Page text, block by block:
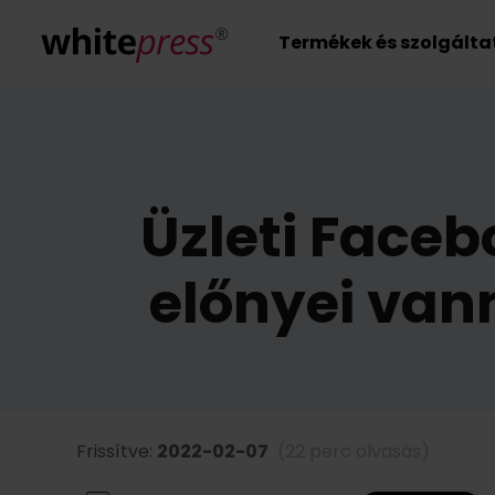
Termékek és
Üzleti
előnyei
Frissítve: 2022-02-07